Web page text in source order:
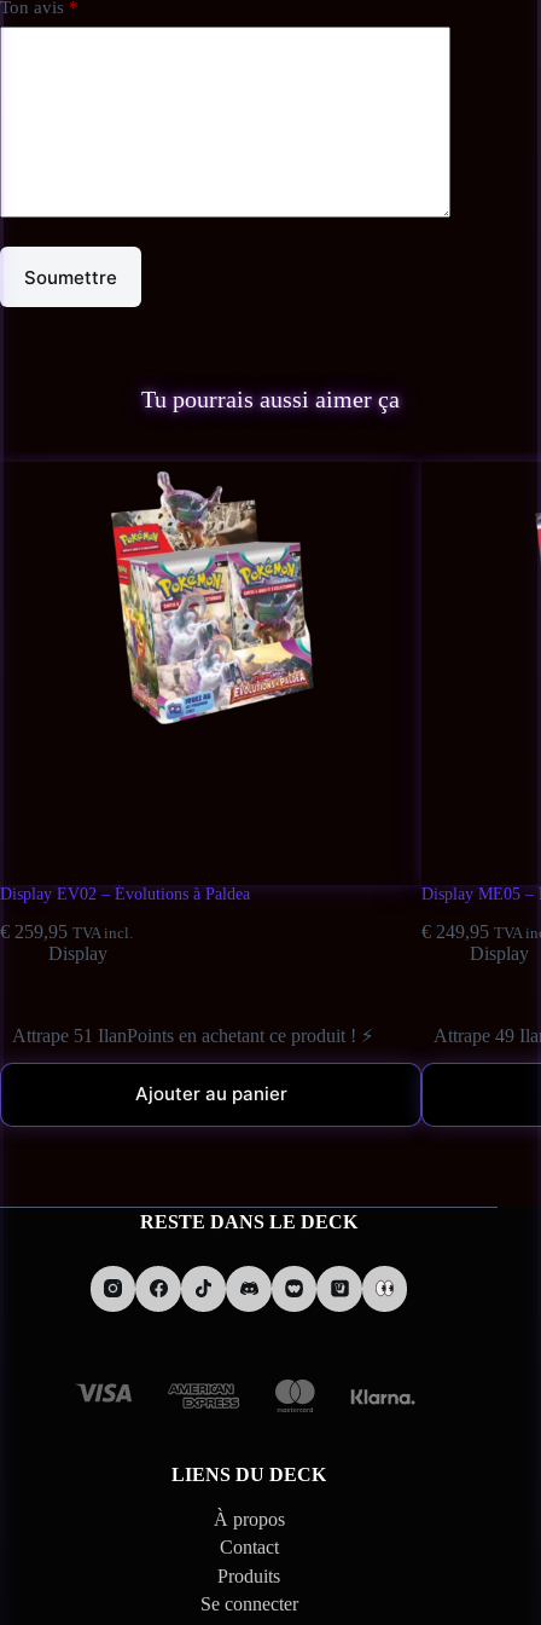
Ton avis *
Soumettre
Display EV02 – Évolutions à Paldea
€ 259,95 TVA incl.
Display
Attrape 51 IlanPoints en achetant ce produit ! ⚡
Ajouter au panier
Display ME05 –
€ 249,95 TVA
Display
Attrape 49
RESTE DANS LE DECK
LIENS DU DECK
À propos
Contact
Produits
Se connecter